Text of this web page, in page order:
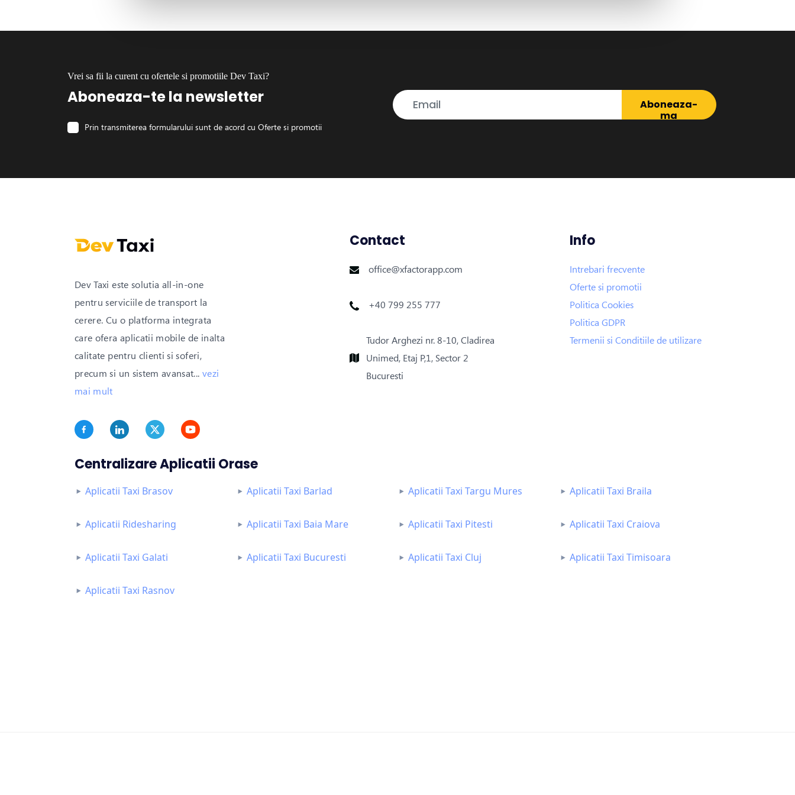
Vrei sa fii la curent cu ofertele si promotiile Dev Taxi?
Aboneaza-te la newsletter
Prin transmiterea formularului sunt de acord cu Oferte si promotii
Aboneaza-
ma
Dev Taxi este solutia all-in-one
pentru serviciile de transport la
cerere. Cu o platforma integrata
care ofera aplicatii mobile de inalta
calitate pentru clienti si soferi,
precum si un sistem avansat... vezi
mai mult
Contact
office@xfactorapp.com
+40 799 255 777
Tudor Arghezi nr. 8-10, Cladirea
Unimed, Etaj P,1, Sector 2
Bucuresti
Info
Intrebari frecvente
Oferte si promotii
Politica Cookies
Politica GDPR
Termenii si Conditiile de utilizare
Centralizare Aplicatii Orase
Aplicatii Taxi Brasov Aplicatii Taxi Barlad Aplicatii Taxi Targu Mures Aplicatii Taxi Braila
Aplicatii Ridesharing Aplicatii Taxi Baia Mare Aplicatii Taxi Pitesti Aplicatii Taxi Craiova
Aplicatii Taxi Galati Aplicatii Taxi Bucuresti Aplicatii Taxi Cluj Aplicatii Taxi Timisoara
Aplicatii Taxi Rasnov